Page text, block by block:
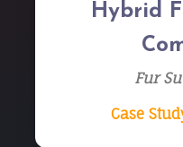
Hybrid
Fur
Case